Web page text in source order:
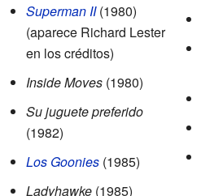
Superman II(1980)
(aparece Richard Lester
en los créditos)
Inside Moves (1980)
Su juguete preferido
(1982)
Los Goonies (1985)
Ladyhawke (1985)